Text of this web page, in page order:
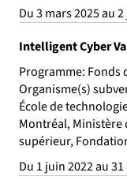
Du 3 mars 2025 au
Intelligent Cyber
Programme: Fonds
Organisme(s)
École de
Montréal,
supérieur,
Du 1 juin 2022 au